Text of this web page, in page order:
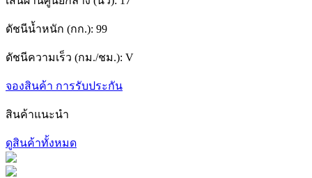
ดัชนีน้ำหนัก (กก.): 99
ดัชนีความเร็ว (กม./ชม.): V
จองสินค้า การรับประกัน
สินค้าแนะนำ
ดูสินค้าทั้งหมด